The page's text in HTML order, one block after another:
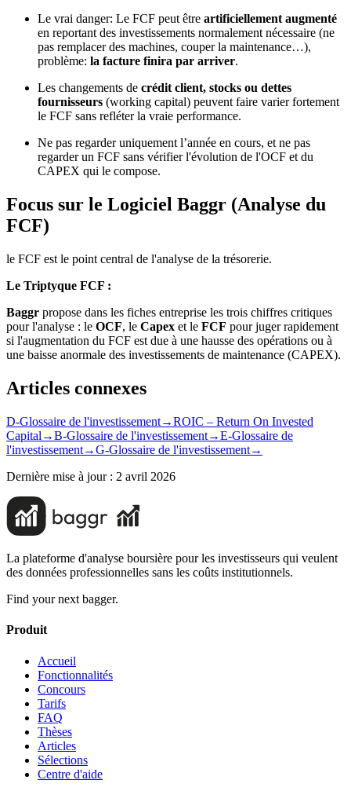
Le vrai danger: Le FCF peut être artificiellement augmenté
en reportant des investissements normalement nécessaire (ne
pas remplacer des machines, couper la maintenance…),
problème: la facture finira par arriver.
Les changements de crédit client, stocks ou dettes
fournisseurs (working capital) peuvent faire varier fortement
le FCF sans refléter la vraie performance.
Ne pas regarder uniquement l’année en cours, et ne pas
regarder un FCF sans vérifier l'évolution de l'OCF et du
CAPEX qui le compose.
Focus sur le Logiciel Baggr (Analyse du
FCF)
le FCF est le point central de l'analyse de la trésorerie.
Le Triptyque FCF :
Baggr propose dans les fiches entreprise les trois chiffres critiques
pour l'analyse : le OCF, le Capex et le FCF pour juger rapidement
si l'augmentation du FCF est due à une hausse des opérations ou à
une baisse anormale des investissements de maintenance (CAPEX).
Articles connexes
D-Glossaire de l'investissement→ROIC – Return On Invested
Capital →B-Glossaire de l'investissement→E-Glossaire de
l'investissement→G-Glossaire de l'investissement→
Dernière mise à jour : 2 avril 2026
La plateforme d'analyse boursière pour les investisseurs qui veulent
des données professionnelles sans les coûts institutionnels.
Find your next bagger.
Produit
Accueil
Fonctionnalités
Concours
Tarifs
FAQ
Thèses
Articles
Sélections
Centre d'aide